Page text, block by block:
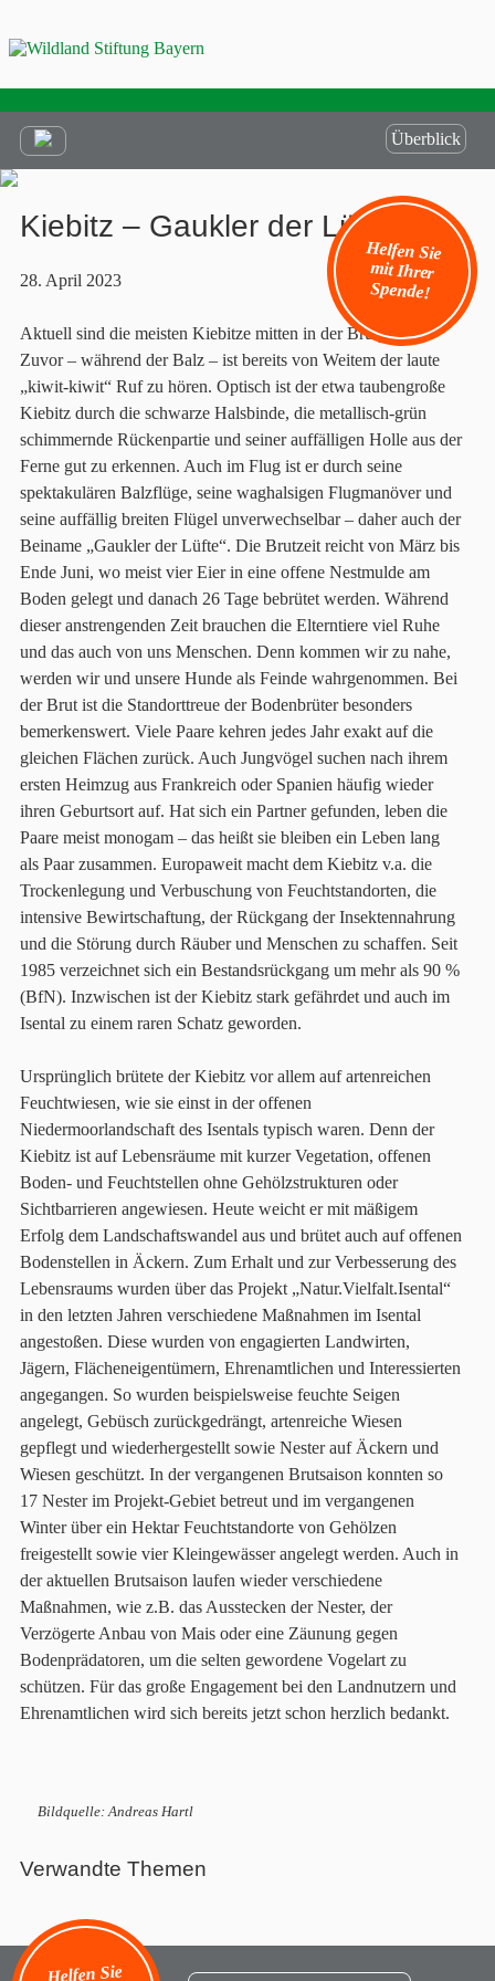
Helfen Sie
mit Ihrer
Spende!
Überblick
Kiebitz – Gaukler der Lüfte
28. April 2023
Aktuell sind die meisten Kiebitze mitten in der Brutphase.
Zuvor – während der Balz – ist bereits von Weitem der laute
„kiwit-kiwit“ Ruf zu hören. Optisch ist der etwa taubengroße
Kiebitz durch die schwarze Halsbinde, die metallisch-grün
schimmernde Rückenpartie und seiner auffälligen Holle aus der
Ferne gut zu erkennen. Auch im Flug ist er durch seine
spektakulären Balzflüge, seine waghalsigen Flugmanöver und
seine auffällig breiten Flügel unverwechselbar – daher auch der
Beiname „Gaukler der Lüfte“. Die Brutzeit reicht von März bis
Ende Juni, wo meist vier Eier in eine offene Nestmulde am
Boden gelegt und danach 26 Tage bebrütet werden. Während
dieser anstrengenden Zeit brauchen die Elterntiere viel Ruhe
und das auch von uns Menschen. Denn kommen wir zu nahe,
werden wir und unsere Hunde als Feinde wahrgenommen. Bei
der Brut ist die Standorttreue der Bodenbrüter besonders
bemerkenswert. Viele Paare kehren jedes Jahr exakt auf die
gleichen Flächen zurück. Auch Jungvögel suchen nach ihrem
ersten Heimzug aus Frankreich oder Spanien häufig wieder
ihren Geburtsort auf. Hat sich ein Partner gefunden, leben die
Paare meist monogam – das heißt sie bleiben ein Leben lang
als Paar zusammen. Europaweit macht dem Kiebitz v.a. die
Trockenlegung und Verbuschung von Feuchtstandorten, die
intensive Bewirtschaftung, der Rückgang der Insektennahrung
und die Störung durch Räuber und Menschen zu schaffen. Seit
1985 verzeichnet sich ein Bestandsrückgang um mehr als 90 %
(BfN). Inzwischen ist der Kiebitz stark gefährdet und auch im
Isental zu einem raren Schatz geworden.
Ursprünglich brütete der Kiebitz vor allem auf artenreichen
Feuchtwiesen, wie sie einst in der offenen
Niedermoorlandschaft des Isentals typisch waren. Denn der
Kiebitz ist auf Lebensräume mit kurzer Vegetation, offenen
Boden- und Feuchtstellen ohne Gehölzstrukturen oder
Sichtbarrieren angewiesen. Heute weicht er mit mäßigem
Erfolg dem Landschaftswandel aus und brütet auch auf offenen
Bodenstellen in Äckern. Zum Erhalt und zur Verbesserung des
Lebensraums wurden über das Projekt „Natur.Vielfalt.Isental“
in den letzten Jahren verschiedene Maßnahmen im Isental
angestoßen. Diese wurden von engagierten Landwirten,
Jägern, Flächeneigentümern, Ehrenamtlichen und Interessierten
angegangen. So wurden beispielsweise feuchte Seigen
angelegt, Gebüsch zurückgedrängt, artenreiche Wiesen
gepflegt und wiederhergestellt sowie Nester auf Äckern und
Wiesen geschützt. In der vergangenen Brutsaison konnten so
17 Nester im Projekt-Gebiet betreut und im vergangenen
Winter über ein Hektar Feuchtstandorte von Gehölzen
freigestellt sowie vier Kleingewässer angelegt werden. Auch in
der aktuellen Brutsaison laufen wieder verschiedene
Maßnahmen, wie z.B. das Ausstecken der Nester, der
Verzögerte Anbau von Mais oder eine Zäunung gegen
Bodenprädatoren, um die selten gewordene Vogelart zu
schützen. Für das große Engagement bei den Landnutzern und
Ehrenamtlichen wird sich bereits jetzt schon herzlich bedankt.
Bildquelle: Andreas Hartl
Verwandte Themen
Helfen Sie